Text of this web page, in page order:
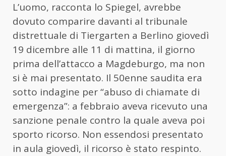
L’uomo, racconta lo Spiegel, avrebbe
dovuto comparire davanti al tribunale
distrettuale di Tiergarten a Berlino giovedì
19 dicembre alle 11 di mattina, il giorno
prima dell’attacco a Magdeburgo, ma non
si è mai presentato. Il 50enne saudita era
sotto indagine per “abuso di chiamate di
emergenza”: a febbraio aveva ricevuto una
sanzione penale contro la quale aveva poi
sporto ricorso. Non essendosi presentato
in aula giovedì, il ricorso è stato respinto.